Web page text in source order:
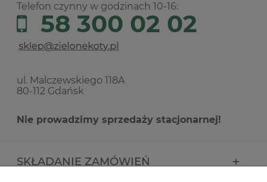
Telefon czynny w godzinach 10-16:
58 300 02 02
ul. Malczewskiego 118A
80-112 Gdańsk
Nie prowadzimy sprzedaży stacjonarnej!
SKŁADANIE ZAMÓWIEŃ